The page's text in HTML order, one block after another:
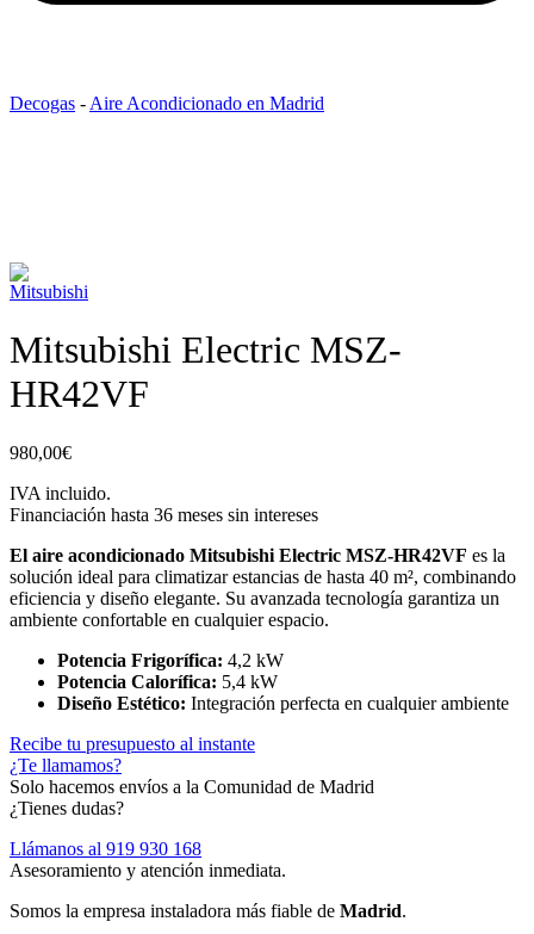
Decogas - Aire Acondicionado en Madrid
Mitsubishi Electric MSZ-
HR42VF
980,00€
IVA incluido.
Financiación hasta 36 meses sin intereses
El aire acondicionado Mitsubishi Electric MSZ-HR42VF es la
solución ideal para climatizar estancias de hasta 40 m², combinando
eficiencia y diseño elegante. Su avanzada tecnología garantiza un
ambiente confortable en cualquier espacio.
Potencia Frigorífica: 4,2 kW
Potencia Calorífica: 5,4 kW
Diseño Estético: Integración perfecta en cualquier ambiente
Recibe tu presupuesto al instante
¿Te llamamos?
Solo hacemos envíos a la Comunidad de Madrid
¿Tienes dudas?
Llámanos al 919 930 168
Asesoramiento y atención inmediata.
Somos la empresa instaladora más fiable de Madrid.